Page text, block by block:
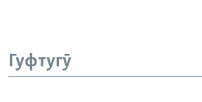
Гуфтугӯ